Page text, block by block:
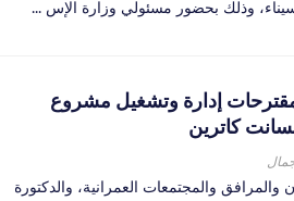
وذلك بحضور مسئولي وزارة الإس ...
مقترحات إدارة وتشغيل مشروع
كاترين
والمرافق والمجتمعات العمرانية، والدكتورة